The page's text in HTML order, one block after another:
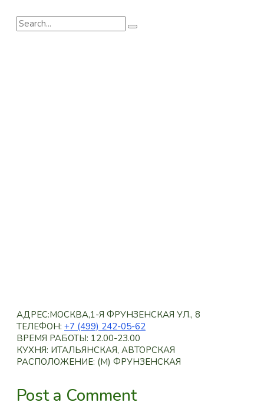
Search
for:
АДРЕС:МОСКВА,1-Я ФРУНЗЕНСКАЯ УЛ., 8
ТЕЛЕФОН: +7 (499) 242-05-62
ВРЕМЯ РАБОТЫ: 12.00-23.00
КУХНЯ: ИТАЛЬЯНСКАЯ, АВТОРСКАЯ
РАСПОЛОЖЕНИЕ: (M) ФРУНЗЕНСКАЯ
Post a Comment